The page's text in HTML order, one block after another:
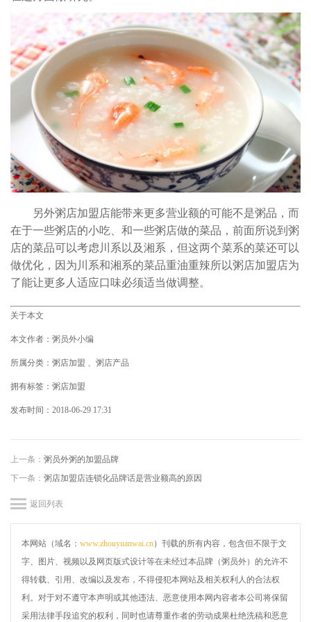
另外粥店加盟店能带来更多营业额的可能不是粥品，而
在于一些粥店的小吃、和一些粥店做的菜品，前面所说到粥
店的菜品可以考虑川系以及湘系，但这两个菜系的菜还可以
做优化，因为川系和湘系的菜品重油重辣所以粥店加盟店为
了能让更多人适应口味必须适当做调整。
关于本文
本文作者：粥员外小编
所属分类：粥店加盟 、粥店产品
拥有标签：粥店加盟
发布时间： 2018-06-29 17:31
上一条： 粥员外粥的加盟品牌
下一条： 粥店加盟店连锁化品牌话是营业额高的原因
返回列表
本网站（域名： www.zhouyuanwai.cn）刊载的所有内容，包含但不限于文
字、图片、视频以及网页版式设计等在未经过本品牌（粥员外）的允许不
得转载、引用、改编以及发布，不得侵犯本网站及相关权利人的合法权
利。对于对不遵守本声明或其他违法、恶意使用本网内容者本公司将保留
采用法律手段追究的权利，同时也请尊重作者的劳动成果杜绝洗稿和恶意